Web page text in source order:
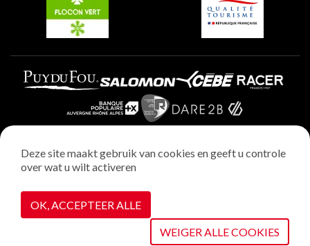
Wettelijke vermeldingen
Privacybeleid
Realisatie : StudioJuillet
Cookiebeheer
Deze site maakt gebruik van cookies en geeft u controle
over wat u wilt activeren
OK, ACCEPTEER ALLE
WEIGER ALLE COOKIES